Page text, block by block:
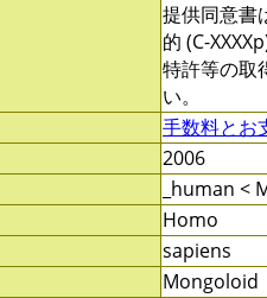
提供同意書
的 (C-
特許等の取
い。
手数料とお
2006
_human <
Homo
sapiens
Mongoloid